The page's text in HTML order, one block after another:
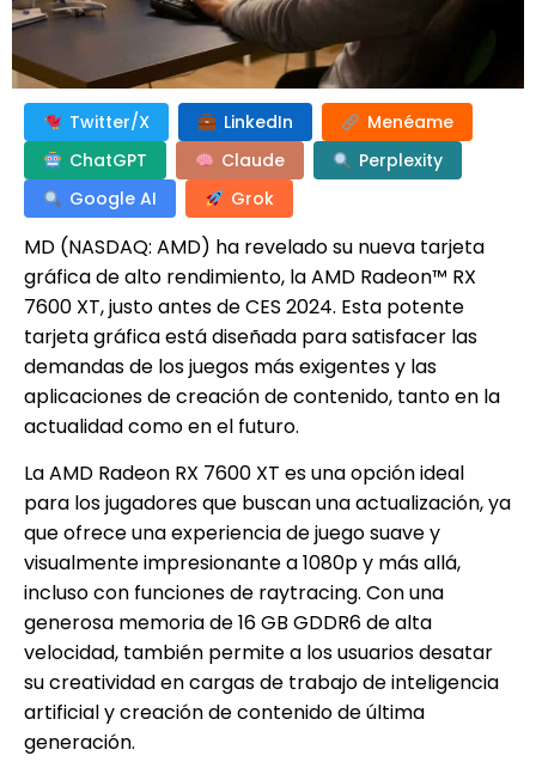
Twitter/X LinkedIn
Menéame
ChatGPT
Claude
Perplexity
Google AI
Grok
MD (NASDAQ: AMD) ha revelado su nueva tarjeta
gráfica de alto rendimiento, la AMD Radeon™ RX
7600 XT, justo antes de CES 2024. Esta potente
tarjeta gráfica está diseñada para satisfacer las
demandas de los juegos más exigentes y las
aplicaciones de creación de contenido, tanto en la
actualidad como en el futuro.
La AMD Radeon RX 7600 XT es una opción ideal
para los jugadores que buscan una actualización, ya
que ofrece una experiencia de juego suave y
visualmente impresionante a 1080p y más allá,
incluso con funciones de raytracing. Con una
generosa memoria de 16 GB GDDR6 de alta
velocidad, también permite a los usuarios desatar
su creatividad en cargas de trabajo de inteligencia
artificial y creación de contenido de última
generación.